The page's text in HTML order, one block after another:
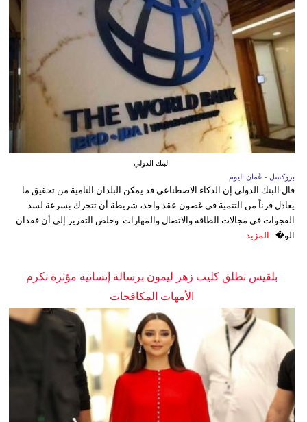
البنك الدولي
بروكسل - عُمان اليوم
قال البنك الدولي إن الذكاء الاصطناعي قد يمكن البلدان النامية من تحقيق ما
يعادل قرناً من التنمية في غضون عقد واحد، شريطة أن تتحرك بسرعة لسد
الفجوات في مجالات الطاقة والاتصال والمهارات. وخلص التقرير إلى أن فقدان
الو�...
المزيد
بلقيس تطلق كليب زهر ليمون برسالة إنسانية مؤثرة تكرم
الأمهات المكافحات